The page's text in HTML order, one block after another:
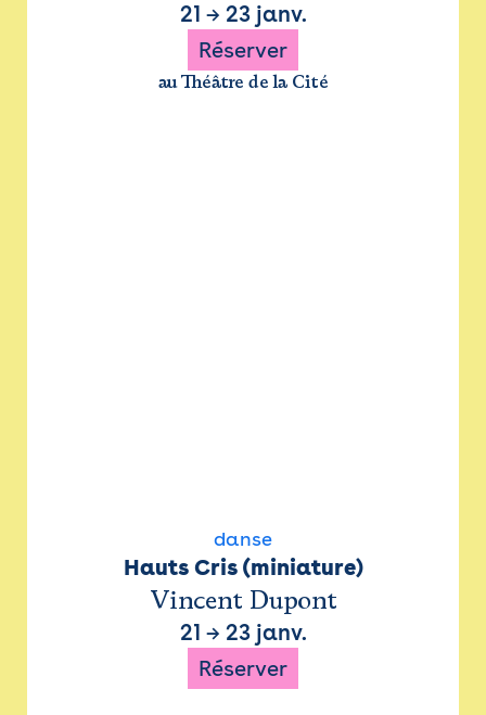
21 → 23 janv.
Réserver
au Théâtre de la Cité
danse
Hauts Cris (miniature)
Vincent Dupont
21 → 23 janv.
Réserver